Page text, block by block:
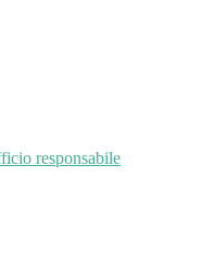
responsabile